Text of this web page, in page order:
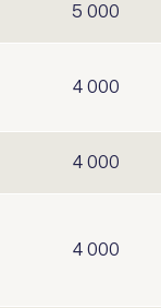
5 000
4 000
4 000
4 000